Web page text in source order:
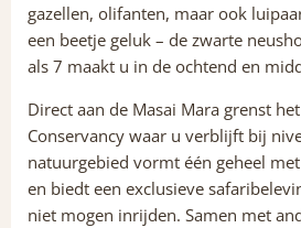
gazellen, olifanten, maar ook
een beetje geluk – de zwarte
als 7 maakt u in de ochtend en
Direct aan de Masai Mara grenst
Conservancy waar u verblijft bij
natuurgebied vormt één geheel
en biedt een exclusieve
niet mogen inrijden. Samen met